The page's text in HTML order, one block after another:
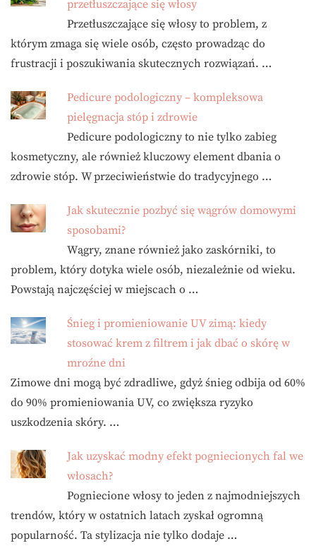
przetłuszczające się włosy
Przetłuszczające się włosy to problem, z
którym zmaga się wiele osób, często prowadząc do
frustracji i poszukiwania skutecznych rozwiązań. …
Pedicure podologiczny – kompleksowa
pielęgnacja stóp i zdrowie
Pedicure podologiczny to nie tylko zabieg
kosmetyczny, ale również kluczowy element dbania o
zdrowie stóp. W przeciwieństwie do tradycyjnego …
Jak skutecznie pozbyć się wągrów domowymi
sposobami?
Wągry, znane również jako zaskórniki, to
problem, który dotyka wiele osób, niezależnie od wieku.
Powstają najczęściej w miejscach o …
Śnieg i promieniowanie UV zimą: kiedy
stosować krem z filtrem i jak dbać o skórę w
mroźne dni
Zimowe dni mogą być zdradliwe, gdyż śnieg odbija od 60%
do 90% promieniowania UV, co zwiększa ryzyko
uszkodzenia skóry. …
Jak uzyskać modny efekt pogniecionych fal we
włosach?
Pogniecione włosy to jeden z najmodniejszych
trendów, który w ostatnich latach zyskał ogromną
popularność. Ta stylizacja nie tylko dodaje …